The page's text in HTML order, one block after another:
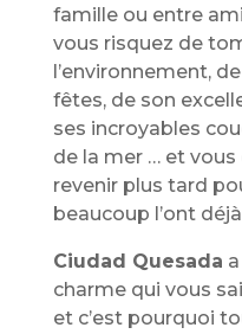
famille ou entre
vous risquez de
l’environnement,
fêtes, de son
ses incroyables
de la mer … et
revenir plus tard
beaucoup l’ont
Ciudad Quesada
charme qui vous
et c’est pourquoi